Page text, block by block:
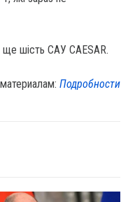
шість САУ CAESAR.
Подробности